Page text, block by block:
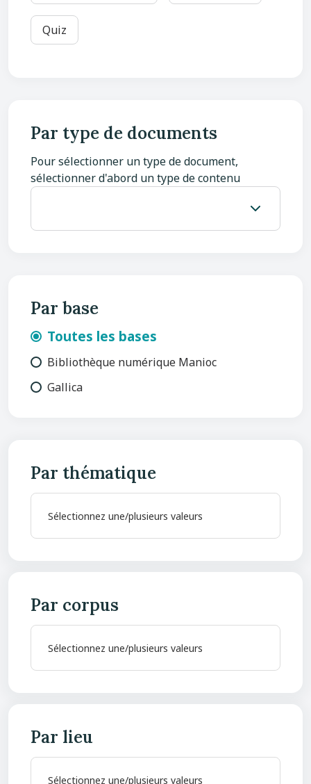
Par thématique
Par corpus
Par lieu
Quiz
Par base
Toutes les bases
Bibliothèque numérique Manioc
Gallica
Par type de documents
Pour sélectionner un type de document,
sélectionner d'abord un type de contenu